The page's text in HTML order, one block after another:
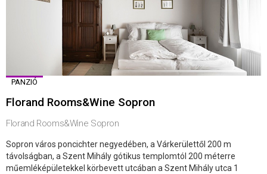
PANZIÓ
Florand Rooms&Wine Sopron
Florand Rooms&Wine Sopron
Sopron város poncichter negyedében, a Várkerülettől 200 m
távolságban, a Szent Mihály gótikus templomtól 200 méterre
műemléképületekkel körbevett utcában a Szent Mihály utca 1